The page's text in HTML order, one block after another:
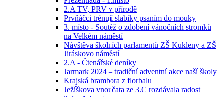
2.A TV, PRV v přírodě
Prvňáčci trénují slabiky psaním do mouky
3. místo - Soutěž o zdobení vánočních stromků
na Velkém náměstí
Návštěva školních parlamentů ZŠ Kukleny a ZŠ
Jiráskovo náměstí
2.A - Čtenářské deníky
Jarmark 2024 – tradiční adventní akce naší školy
Krajská brambora z florbalu
Ježíškova vnoučata ze 3.C rozdávala radost